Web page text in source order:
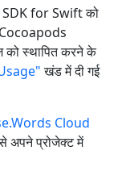
for Swift को
को स्थापित करने के
खंड में दी गई
Cloud
अपने प्रोजेक्ट में